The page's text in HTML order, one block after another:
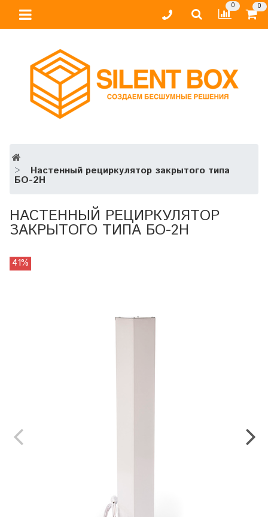
0 0
Настенный рециркулятор закрытого типа
БО-2Н
НАСТЕННЫЙ РЕЦИРКУЛЯТОР
ЗАКРЫТОГО ТИПА БО-2Н
41%